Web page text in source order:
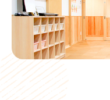
園の紹介
園の生活